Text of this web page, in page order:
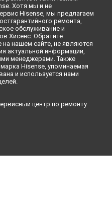
Хотя мы и не
Hisense, мы предлагаем
ремонта,
обслуживание и
Хисенс. Обратите
на нашем сайте, не являются
актуальной информации,
менеджерами. Также
Hisense, упоминаемая
и используется нами
центр по ремонту